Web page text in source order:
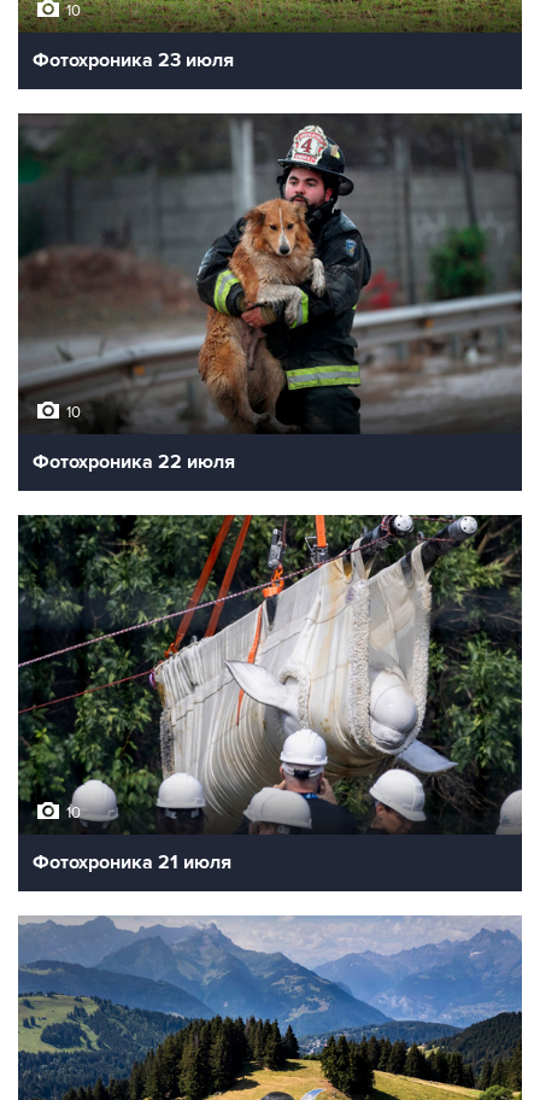
10
Фотохроника 23 июля
10
Фотохроника 22 июля
10
Фотохроника 21 июля